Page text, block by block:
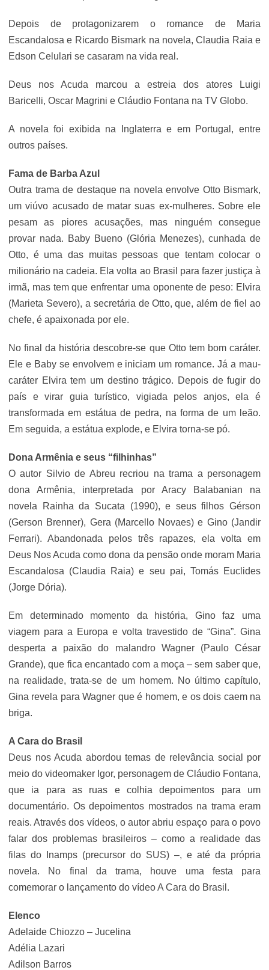
Depois de protagonizarem o romance de Maria
Escandalosa e Ricardo Bismark na novela, Claudia Raia e
Edson Celulari se casaram na vida real.
Deus nos Acuda marcou a estreia dos atores Luigi
Baricelli, Oscar Magrini e Cláudio Fontana na TV Globo.
A novela foi exibida na Inglaterra e em Portugal, entre
outros países.
Fama de Barba Azul
Outra trama de destaque na novela envolve Otto Bismark,
um viúvo acusado de matar suas ex-mulheres. Sobre ele
pesam as piores acusações, mas ninguém consegue
provar nada. Baby Bueno (Glória Menezes), cunhada de
Otto, é uma das muitas pessoas que tentam colocar o
milionário na cadeia. Ela volta ao Brasil para fazer justiça à
irmã, mas tem que enfrentar uma oponente de peso: Elvira
(Marieta Severo), a secretária de Otto, que, além de fiel ao
chefe, é apaixonada por ele.
No final da história descobre-se que Otto tem bom caráter.
Ele e Baby se envolvem e iniciam um romance. Já a mau-
caráter Elvira tem um destino trágico. Depois de fugir do
país e virar guia turístico, vigiada pelos anjos, ela é
transformada em estátua de pedra, na forma de um leão.
Em seguida, a estátua explode, e Elvira torna-se pó.
Dona Armênia e seus “filhinhas”
O autor Silvio de Abreu recriou na trama a personagem
dona Armênia, interpretada por Aracy Balabanian na
novela Rainha da Sucata (1990), e seus filhos Gérson
(Gerson Brenner), Gera (Marcello Novaes) e Gino (Jandir
Ferrari). Abandonada pelos três rapazes, ela volta em
Deus Nos Acuda como dona da pensão onde moram Maria
Escandalosa (Claudia Raia) e seu pai, Tomás Euclides
(Jorge Dória).
Em determinado momento da história, Gino faz uma
viagem para a Europa e volta travestido de “Gina”. Gina
desperta a paixão do malandro Wagner (Paulo César
Grande), que fica encantado com a moça – sem saber que,
na realidade, trata-se de um homem. No último capítulo,
Gina revela para Wagner que é homem, e os dois caem na
briga.
A Cara do Brasil
Deus nos Acuda abordou temas de relevância social por
meio do videomaker Igor, personagem de Cláudio Fontana,
que ia para as ruas e colhia depoimentos para um
documentário. Os depoimentos mostrados na trama eram
reais. Através dos vídeos, o autor abriu espaço para o povo
falar dos problemas brasileiros – como a realidade das
filas do Inamps (precursor do SUS) –, e até da própria
novela. No final da trama, houve uma festa para
comemorar o lançamento do vídeo A Cara do Brasil.
Elenco
Adelaide Chiozzo – Jucelina
Adélia Lazari
Adilson Barros